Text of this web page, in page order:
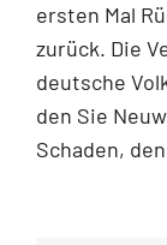
ersten Mal
zurück. Die
deutsche
den Sie
Schaden,